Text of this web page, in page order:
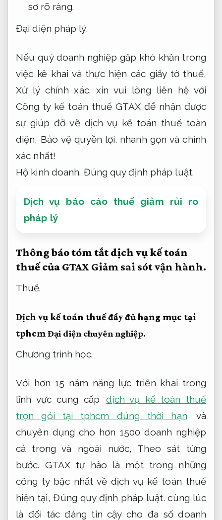
sơ rõ ràng.
Đại diện pháp lý.
Nếu quý doanh nghiệp gặp khó khăn trong
việc kê khai và thực hiện các giấy tờ thuế,
Xử lý chính xác. xin vui lòng liên hệ với
Công ty kế toán thuế GTAX để nhận được
sự giúp đỡ về dịch vụ kế toán thuế toàn
diện, Bảo vệ quyền lợi. nhanh gọn và chính
xác nhất!
Hộ kinh doanh. Đúng quy định pháp luật.
Dịch vụ báo cáo thuế giảm rủi ro
pháp lý
Thông báo tóm tắt dịch vụ kế toán
thuế của GTAX Giảm sai sót vận hành.
Thuế.
Dịch vụ kế toán thuế đầy đủ hạng mục tại
tphcmĐại diện chuyên nghiệp.
Chương trình học.
Với hơn 15 năm năng lực triển khai trong
lĩnh vực cung cấp
dịch vụ kế toán thuế
trọn gói tại tphcm đúng thời hạn
và
chuyên dụng cho hơn 1500 doanh nghiệp
cả trong và ngoài nước, Theo sát từng
bước. GTAX tự hào là một trong những
công ty bậc nhất về dịch vụ kế toán thuế
hiện tại,Đúng quy định pháp luật. cùng lúc
là đối tác đáng tin cậy cho đa số doanh